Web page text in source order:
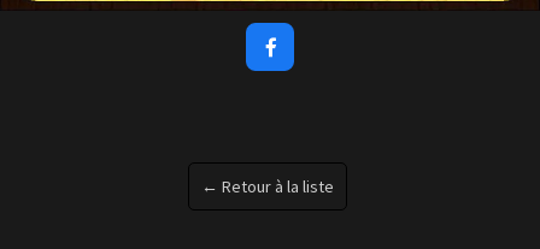

← Retour à la liste